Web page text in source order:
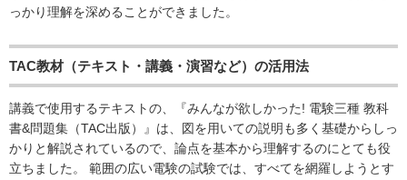
っかり理解を深めることができました。
TAC教材（テキスト・講義・演習など）の活用法
講義で使用するテキストの、『みんなが欲しかった! 電験三種 教科
書&問題集（TAC出版）』は、図を用いての説明も多く基礎からしっ
かりと解説されているので、論点を基本から理解するのにとても役
立ちました。 範囲の広い電験の試験では、すべてを網羅しようとす